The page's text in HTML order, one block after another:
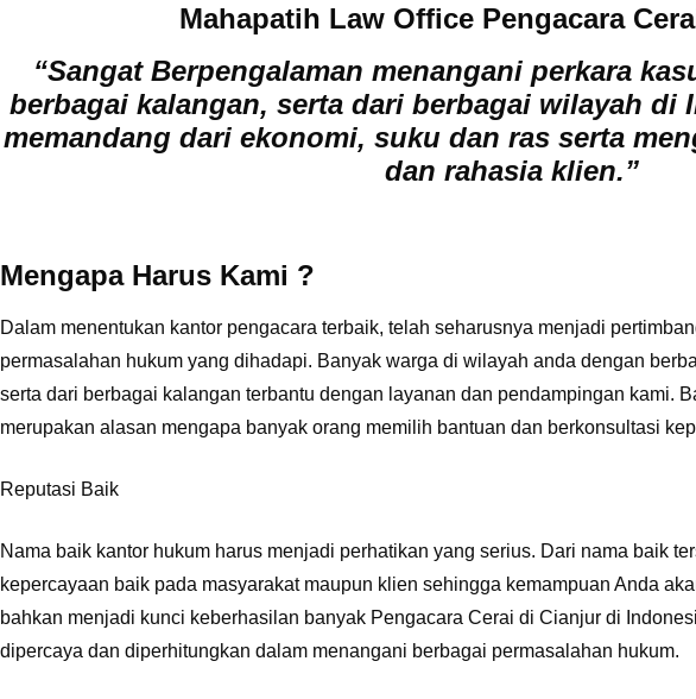
Mahapatih Law Office Pengacara
“Sangat Berpengalaman menangani perkara
berbagai kalangan, serta dari berbagai wilayah di
memandang dari ekonomi, suku dan ras serta
dan rahasia klien.”
Mengapa Harus Kami ?
Dalam menentukan kantor pengacara terbaik, telah seharusnya menjadi
permasalahan hukum yang dihadapi. Banyak warga di wilayah anda dengan
serta dari berbagai kalangan terbantu dengan layanan dan pendampingan kami.
merupakan alasan mengapa banyak orang memilih bantuan dan berkonsultasi
Reputasi Baik
Nama baik kantor hukum harus menjadi perhatikan yang serius. Dari nama baik
kepercayaan baik pada masyarakat maupun klien sehingga kemampuan Anda
bahkan menjadi kunci keberhasilan banyak Pengacara Cerai di Cianjur di
dipercaya dan diperhitungkan dalam menangani berbagai permasalahan hukum.